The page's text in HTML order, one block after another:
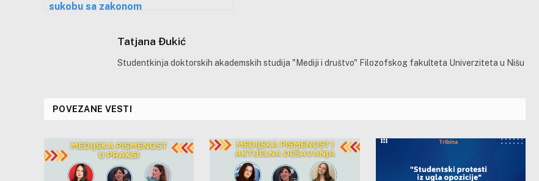
sukobu sa zakonom
Tatjana Đukić
Studentkinja doktorskih akademskih studija "Mediji i društvo" Filozofskog fakulteta Univerziteta u Nišu
POVEZANE VESTI